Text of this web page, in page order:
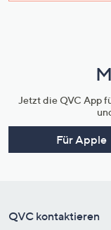
Jetzt die QVC App
Für Apple
QVC kontaktieren